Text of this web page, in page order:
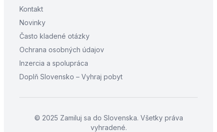
Kontakt
Novinky
Často kladené otázky
Ochrana osobných údajov
Inzercia a spolupráca
Doplň Slovensko – Vyhraj pobyt
© 2025 Zamiluj sa do Slovenska. Všetky práva
vyhradené.